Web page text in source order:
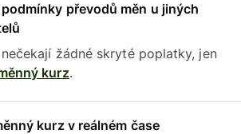
převodů měn u jiných
nečekají žádné skryté poplatky, jen
kurz.
kurz v reálném čase